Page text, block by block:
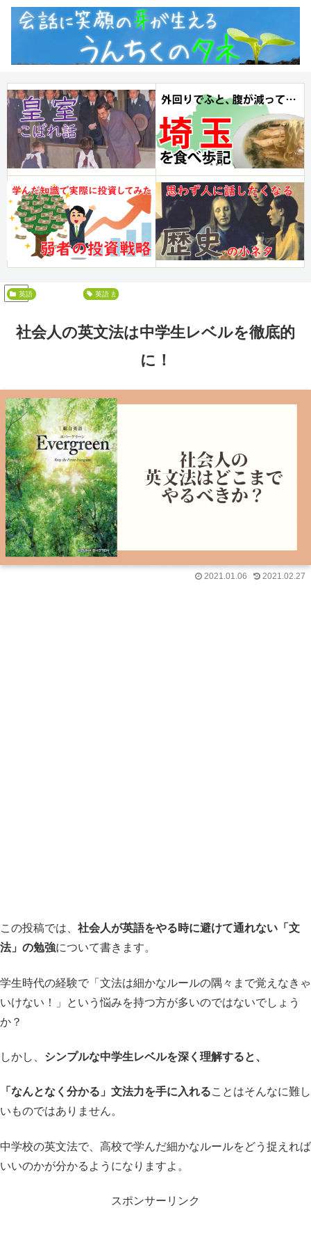
PR
社会人の英文法は中学生レベルを徹底的
に！
2021.01.06 2021.02.27
この投稿では、 社会人が英語をやる時に避けて通れない「文
法」の勉強について書きます。
学生時代の経験で「文法は細かなルールの隅々まで覚えなきゃ
いけない！」という悩みを持つ方が多いのではないでしょう
か？
しかし、 シンプルな中学生レベルを深く理解すると、
「なんとなく分かる」文法力を手に入れることはそんなに難し
いものではありません。
中学校の英文法で、高校で学んだ細かなルールをどう捉えれば
いいのかが分かるようになりますよ。
スポンサーリンク
英語 勉強法
英文法
英語